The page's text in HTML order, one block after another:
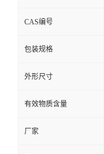
CAS编号
包装规格
外形尺寸
有效物质含量
厂家